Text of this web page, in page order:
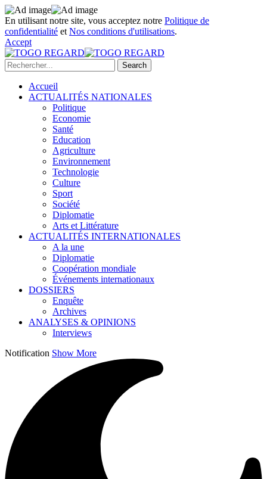
En utilisant notre site, vous acceptez notre Politique de
confidentialité et Nos conditions d'utilisations.
Accept
Accueil
ACTUALITÉS NATIONALES
Politique
Economie
Santé
Education
Agriculture
Environnement
Technologie
Culture
Sport
Société
Diplomatie
Arts et Littérature
ACTUALITÉS INTERNATIONALES
A la une
Diplomatie
Coopération mondiale
Événements internationaux
DOSSIERS
Enquête
Archives
ANALYSES & OPINIONS
Interviews
Notification Show More